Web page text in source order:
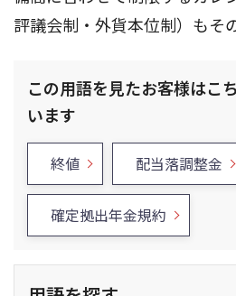
評議会制・外貨本位制）もそ
この用語を見たお客様はこ
います
終値 配当落調整金
確定拠出年金規約